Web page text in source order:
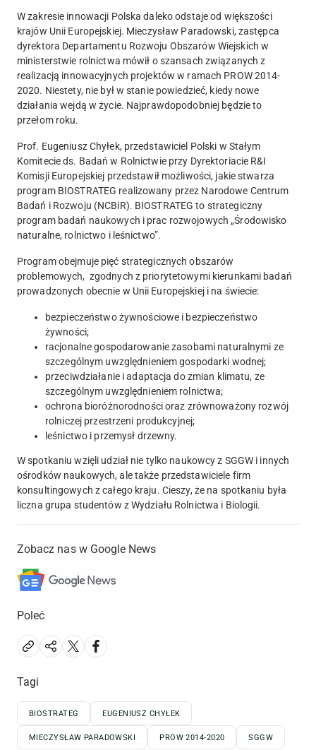
W zakresie innowacji Polska daleko odstaje od większości
krajów Unii Europejskiej. Mieczysław Paradowski, zastępca
dyrektora Departamentu Rozwoju Obszarów Wiejskich w
ministerstwie rolnictwa mówił o szansach związanych z
realizacją innowacyjnych projektów w ramach PROW 2014-
2020. Niestety, nie był w stanie powiedzieć, kiedy nowe
działania wejdą w życie. Najprawdopodobniej będzie to
przełom roku.
Prof. Eugeniusz Chyłek, przedstawiciel Polski w Stałym
Komitecie ds. Badań w Rolnictwie przy Dyrektoriacie R&I
Komisji Europejskiej przedstawił możliwości, jakie stwarza
program BIOSTRATEG realizowany przez Narodowe Centrum
Badań i Rozwoju (NCBiR). BIOSTRATEG to strategiczny
program badań naukowych i prac rozwojowych „Środowisko
naturalne, rolnictwo i leśnictwo”.
Program obejmuje pięć strategicznych obszarów
problemowych, zgodnych z priorytetowymi kierunkami badań
prowadzonych obecnie w Unii Europejskiej i na świecie:
bezpieczeństwo żywnościowe i bezpieczeństwo
żywności;
racjonalne gospodarowanie zasobami naturalnymi ze
szczególnym uwzględnieniem gospodarki wodnej;
przeciwdziałanie i adaptacja do zmian klimatu, ze
szczególnym uwzględnieniem rolnictwa;
ochrona bioróżnorodności oraz zrównoważony rozwój
rolniczej przestrzeni produkcyjnej;
leśnictwo i przemysł drzewny.
W spotkaniu wzięli udział nie tylko naukowcy z SGGW i innych
ośrodków naukowych, ale także przedstawiciele firm
konsultingowych z całego kraju. Cieszy, że na spotkaniu była
liczna grupa studentów z Wydziału Rolnictwa i Biologii.
Zobacz nas w Google News
Poleć
Tagi
BIOSTRATEG EUGENIUSZ CHYŁEK
MIECZYSŁAW PARADOWSKI PROW 2014-2020 SGGW